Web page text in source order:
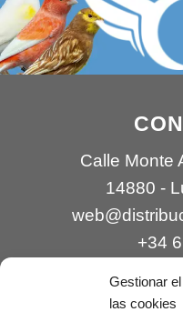
Gestionar
las cookies
Calle Monte
14880 -
+34